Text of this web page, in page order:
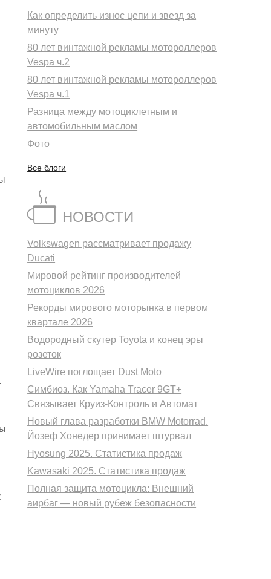
Как определить износ цепи и звезд за
минуту
80 лет винтажной рекламы мотороллеров
Vespa ч.2
80 лет винтажной рекламы мотороллеров
Vespa ч.1
Разница между мотоциклетным и
автомобильным маслом
Фото
Все блоги
НОВОСТИ
Volkswagen рассматривает продажу
Ducati
Мировой рейтинг производителей
мотоциклов 2026
Рекорды мирового моторынка в первом
квартале 2026
Водородный скутер Toyota и конец эры
розеток
LiveWire поглощает Dust Moto
Симбиоз. Как Yamaha Tracer 9GT+
Связывает Круиз-Контроль и Автомат
Новый глава разработки BMW Motorrad.
Йозеф Хонедер принимает штурвал
Hyosung 2025. Статистика продаж
Kawasaki 2025. Статистика продаж
Полная защита мотоцикла: Внешний
аирбаг — новый рубеж безопасности